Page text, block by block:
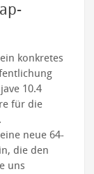
konkretes
10.4
für die
neue 64-
die den
uns